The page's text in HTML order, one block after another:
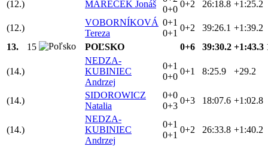
(12.) MAREČEK Jonáš
0+0
0+2 26:18.8 +1:25.2
(12.)
VOBORNÍKOVÁ
Tereza
0+1
0+1
0+2 39:26.1 +1:39.2
13.
15 POĽSKO 0+6 39:30.2 +1:43.3
(14.)
NEDZA-
KUBINIEC
Andrzej
0+1
0+0
0+1 8:25.9 +29.2
(14.)
SIDOROWICZ
Natalia
0+0
0+3
0+3 18:07.6 +1:02.8
(14.)
NEDZA-
KUBINIEC
Andrzej
0+1
0+1
0+2 26:33.8 +1:40.2